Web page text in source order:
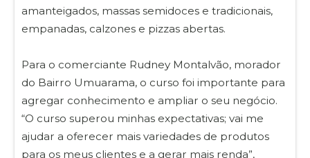
amanteigados, massas semidoces e tradicionais,
empanadas, calzones e pizzas abertas.
Para o comerciante Rudney Montalvão, morador
do Bairro Umuarama, o curso foi importante para
agregar conhecimento e ampliar o seu negócio.
“O curso superou minhas expectativas; vai me
ajudar a oferecer mais variedades de produtos
para os meus clientes e a gerar mais renda”,